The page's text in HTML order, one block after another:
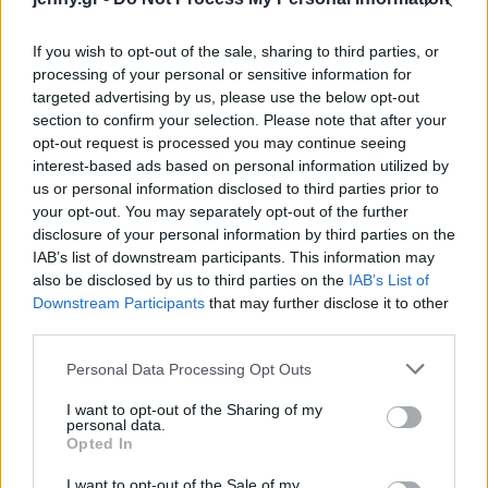
If you wish to opt-out of the sale, sharing to third parties, or
processing of your personal or sensitive information for
targeted advertising by us, please use the below opt-out
section to confirm your selection. Please note that after your
opt-out request is processed you may continue seeing
interest-based ads based on personal information utilized by
us or personal information disclosed to third parties prior to
your opt-out. You may separately opt-out of the further
disclosure of your personal information by third parties on the
IAB’s list of downstream participants. This information may
also be disclosed by us to third parties on the IAB’s List of
Downstream Participants that may further disclose it to other
Please note that this website/app uses one or more Google
not limited to your visit or usage behaviour. You may click to
grant or deny consent to Google and its third-party tags to
use your data for below specified purposes in below Google
consent section.
Personal Data Processing Opt Outs
I want to opt-out of the Sharing of my
personal data.
Opted In
Γίνε κι εσύ μέλος μόνο με 6€/ έτος στο